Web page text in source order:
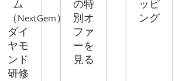
ム
（NextGem）
ダイ
ヤモ
ンド
研修
の特
別オ
ファ
ーを
見る
ッピ
ング